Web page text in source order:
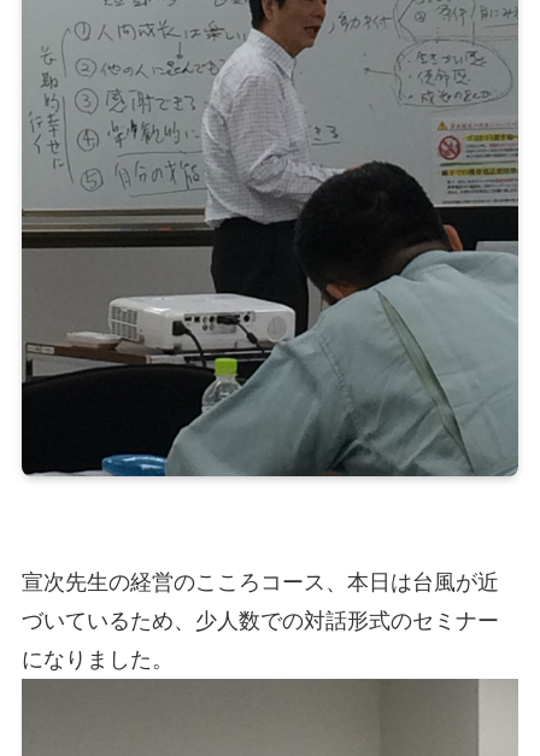
宣次先生の経営のこころコース、本日は台風が近
づいているため、少人数での対話形式のセミナー
になりました。